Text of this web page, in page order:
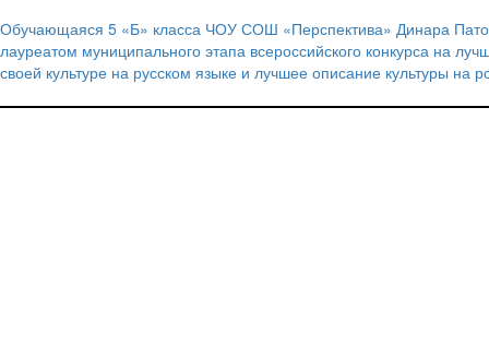
Навигация
по
записям
Обучающаяся 5 «Б» класса ЧОУ СОШ «Перспектива» Динара
лауреатом муниципального этапа всероссийского конкурса на
своей культуре на русском языке и лучшее описание культуры на